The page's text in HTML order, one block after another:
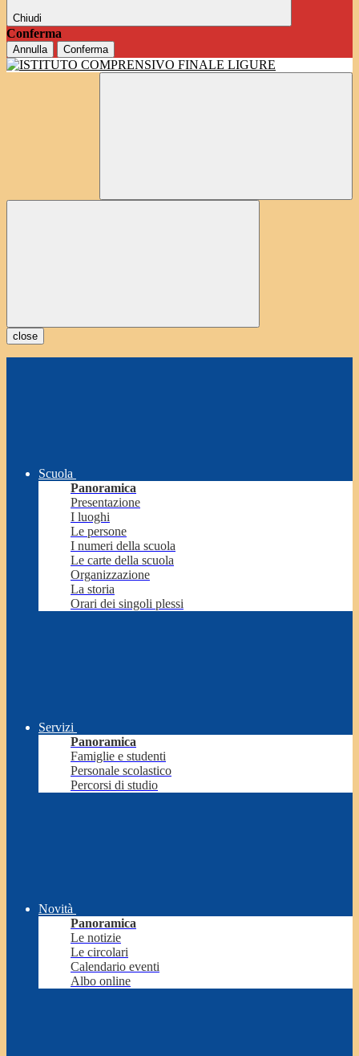
Chiudi
Conferma
Annulla Conferma
close
Scuola
Panoramica
Presentazione
I luoghi
Le persone
I numeri della scuola
Le carte della scuola
Organizzazione
La storia
Orari dei singoli plessi
Servizi
Panoramica
Famiglie e studenti
Personale scolastico
Percorsi di studio
Novità
Panoramica
Le notizie
Le circolari
Calendario eventi
Albo online